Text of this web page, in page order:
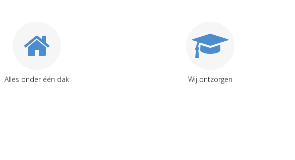
Alles onder één dak Wij ontzorgen